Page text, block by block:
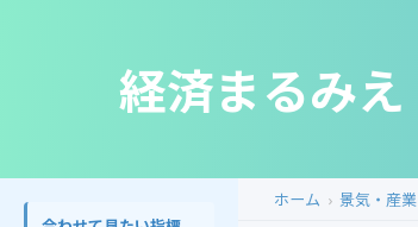
経済まるみえ
ホーム 景気・産業